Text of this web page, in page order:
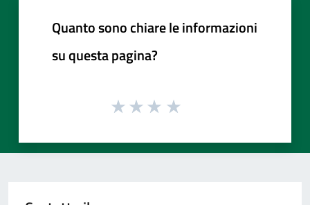
Quanto sono chiare le informazioni
su questa pagina?